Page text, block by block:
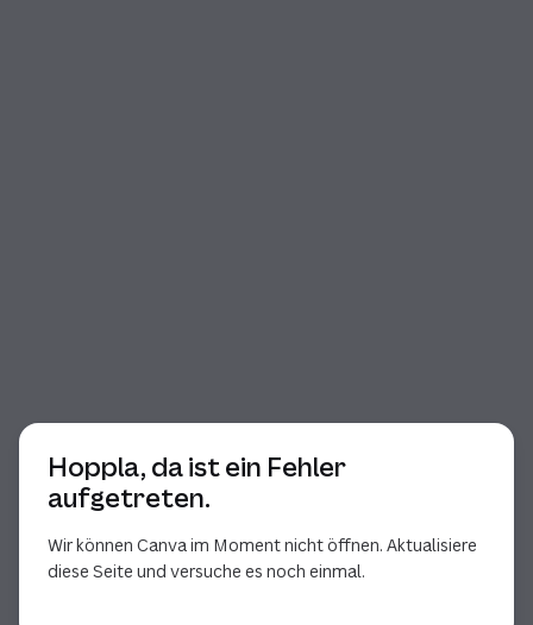
Hoppla, da ist ein Fehler
aufgetreten.
Wir können Canva im Moment nicht öffnen. Aktualisiere
diese Seite und versuche es noch einmal.